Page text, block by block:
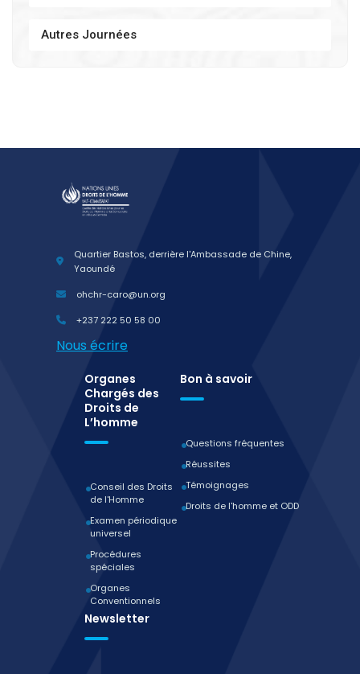
Autres Journées
Quartier Bastos, derrière l'Ambassade de Chine,
Yaoundé
ohchr-caro@un.org
+237 222 50 58 00
Nous écrire
Organes
Chargés des
Droits de
L’homme
Conseil des Droits
de l'Homme
Examen périodique
universel
Procédures
spéciales
Organes
Conventionnels
Bon à savoir
Questions fréquentes
Réussites
Témoignages
Droits de l'homme et ODD
Newsletter